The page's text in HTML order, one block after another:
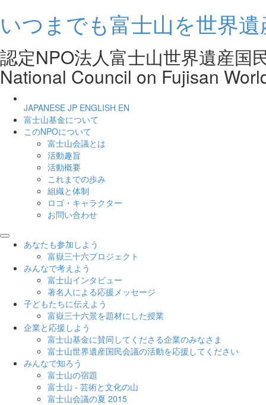
いつまでも富士山を世界
認定NPO法人富士山世界遺産
National Council on Fujisan
JAPANESE JP ENGLISH EN
富士山基金について
このNPOについて
富士山会議とは
活動趣旨
活動概要
これまでの歩み
組織と体制
ロゴ・キャラクター
お問い合わせ
あなたも参加しよう
富嶽三十六プロジェクト
みんなで考えよう
富士山インタビュー
著名人による応援メッセージ
子どもたちに伝えよう
富嶽三十六景を題材にした授業
企業と応援しよう
富士山基金に賛同してくださる企業のみなさま
富士山世界遺産国民会議の活動を応援してください
みんなで知ろう
富士山の宿題
富士山 - 芸術と文化の山
富士山会議の夏 2015